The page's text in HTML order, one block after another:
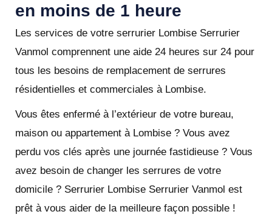
en moins de 1 heure
Les services de votre serrurier Lombise Serrurier
Vanmol comprennent une aide 24 heures sur 24 pour
tous les besoins de remplacement de serrures
résidentielles et commerciales à Lombise.
Vous êtes enfermé à l’extérieur de votre bureau,
maison ou appartement à Lombise ? Vous avez
perdu vos clés après une journée fastidieuse ? Vous
avez besoin de changer les serrures de votre
domicile ? Serrurier Lombise Serrurier Vanmol est
prêt à vous aider de la meilleure façon possible !